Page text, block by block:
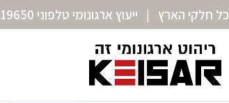
הארץ | ייעוץ ארגונומי טלפוני 072-3319650